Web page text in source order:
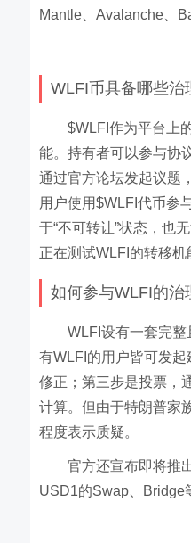
Mantle、Avalanche、
WLFI币具备哪些治
$WLFI作为平台上
能。持有者可以参与协
通过官方论坛发起议题
用户使用$WLFI代币参
于“不可转让”状态，也
正在测试WLFI的转移机
如何参与WLFI的治
WLFI设有一套完
有WLFI的用户皆可发
修正；第三步是投票，
计算。但由于特朗普家
程度表示质疑。
官方还宣布即将推
USD1的Swap、Bridge